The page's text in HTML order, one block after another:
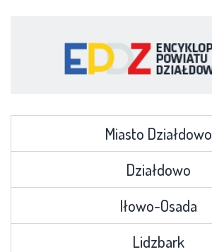
Miasto Działdowo
Działdowo
Iłowo-Osada
Lidzbark